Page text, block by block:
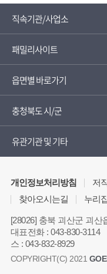
직속기관/사업소
패밀리사이트
읍면별 바로가기
충청북도 시/군
유관기관 및 기타
개인정보처리방침 저
찾아오시는길
누리
[28026] 충북 괴산군 괴산
대표전화:043-830-3114
스 : 043-832-8929
COPYRIGHT(C) 2021